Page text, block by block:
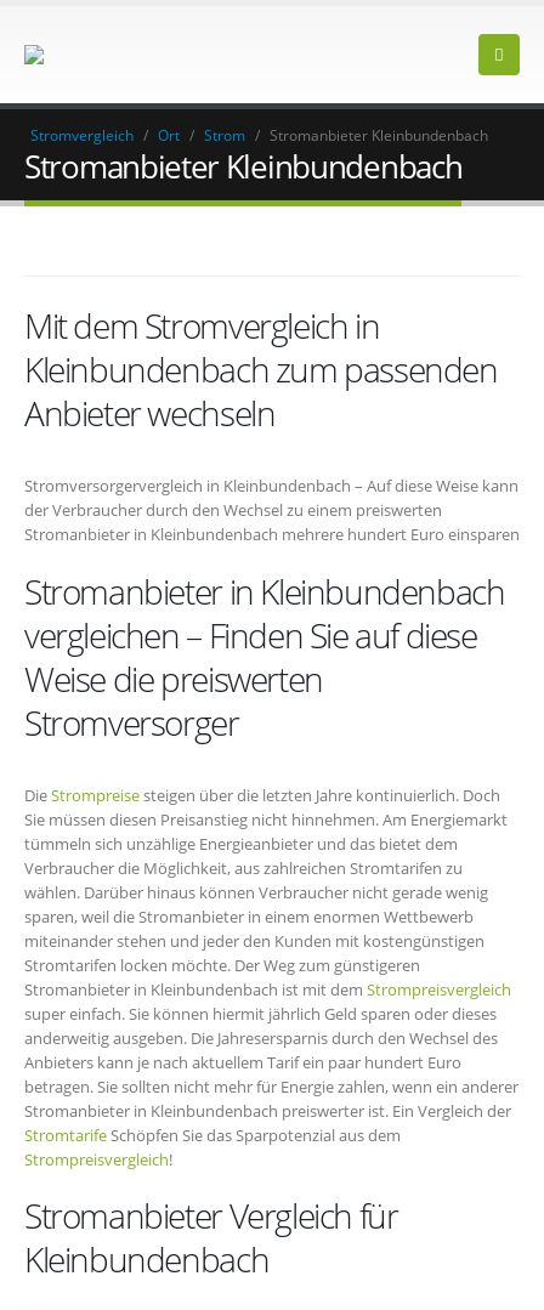
Stromvergleich / Ort / Strom / Stromanbieter Kleinbundenbach
Stromanbieter Kleinbundenbach
Mit dem Stromvergleich in
Kleinbundenbach zum passenden
Anbieter wechseln
Stromversorgervergleich in Kleinbundenbach – Auf diese Weise kann
der Verbraucher durch den Wechsel zu einem preiswerten
Stromanbieter in Kleinbundenbach mehrere hundert Euro einsparen
Stromanbieter in Kleinbundenbach
vergleichen – Finden Sie auf diese
Weise die preiswerten
Stromversorger
DieStrompreisesteigen über die letzten Jahre kontinuierlich. Doch
Sie müssen diesen Preisanstieg nicht hinnehmen. Am Energiemarkt
tümmeln sich unzählige Energieanbieter und das bietet dem
Verbraucher die Möglichkeit, aus zahlreichen Stromtarifen zu
wählen. Darüber hinaus können Verbraucher nicht gerade wenig
sparen, weil die Stromanbieter in einem enormen Wettbewerb
miteinander stehen und jeder den Kunden mit kostengünstigen
Stromtarifen locken möchte. Der Weg zum günstigeren
Stromanbieter in Kleinbundenbach ist mit dem Strompreisvergleich
super einfach. Sie können hiermit jährlich Geld sparen oder dieses
anderweitig ausgeben. Die Jahresersparnis durch den Wechsel des
Anbieters kann je nach aktuellem Tarif ein paar hundert Euro
betragen. Sie sollten nicht mehr für Energie zahlen, wenn ein anderer
Stromanbieter in Kleinbundenbach preiswerter ist. Ein Vergleich der
Stromtarife Schöpfen Sie das Sparpotenzial aus dem
Strompreisvergleich!
Stromanbieter Vergleich für
Kleinbundenbach